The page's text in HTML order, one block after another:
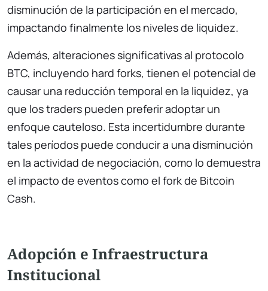
disminución de la participación en el mercado,
impactando finalmente los niveles de liquidez.
Además, alteraciones significativas al protocolo
BTC, incluyendo hard forks, tienen el potencial de
causar una reducción temporal en la liquidez, ya
que los traders pueden preferir adoptar un
enfoque cauteloso. Esta incertidumbre durante
tales períodos puede conducir a una disminución
en la actividad de negociación, como lo demuestra
el impacto de eventos como el fork de Bitcoin
Cash.
Adopción e Infraestructura
Institucional